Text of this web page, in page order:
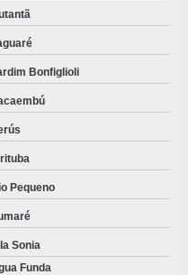
Bonfiglioli
Pequeno
Sonia
Funda